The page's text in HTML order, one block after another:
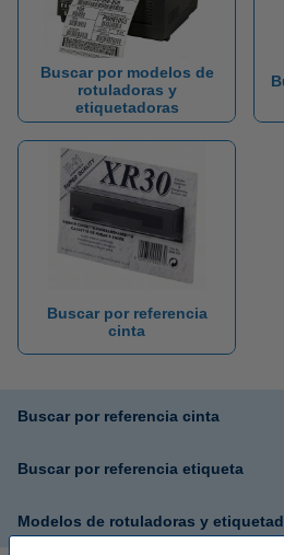
Buscar por modelos de
rotuladoras y
etiquetadoras
Buscar por referencia
cinta
Buscar por referencia cinta
Buscar por referencia etiqueta
Modelos de rotuladoras y